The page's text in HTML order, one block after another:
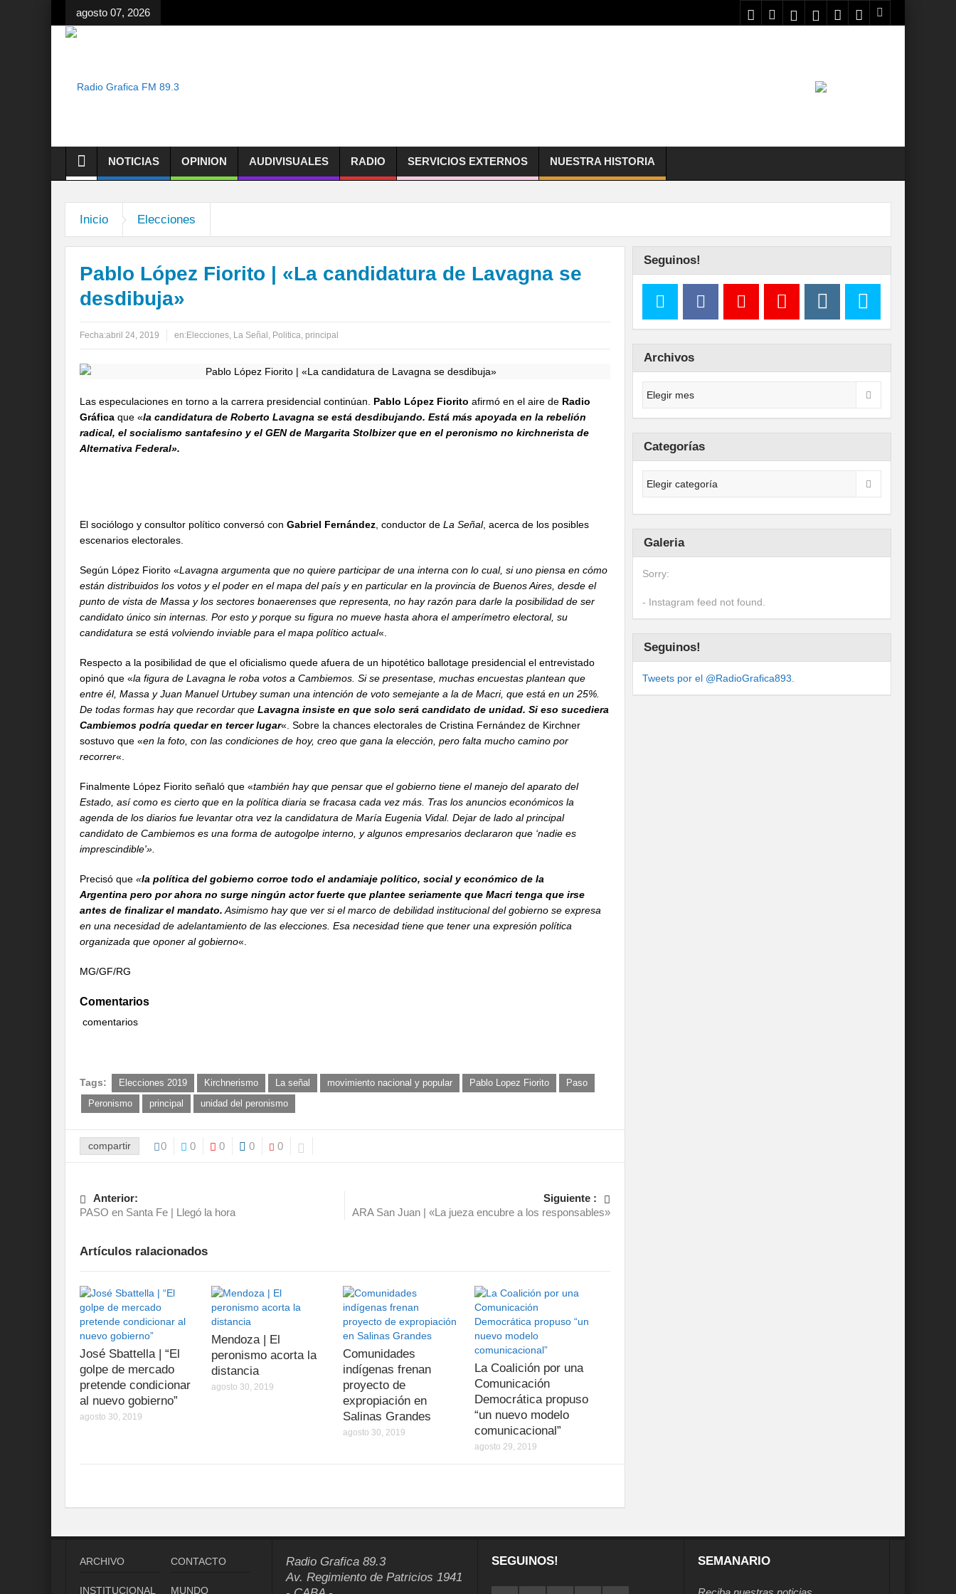
agosto 07, 2026
NOTICIAS OPINION AUDIVISUALES RADIO SERVICIOS EXTERNOS NUESTRA HISTORIA
Inicio Elecciones
Pablo López Fiorito | «La candidatura de Lavagna se
desdibuja»
Fecha:abril 24, 2019 en:Elecciones, La Señal , Politica, principal
Las especulaciones en torno a la carrera presidencial continúan. Pablo López Fiorito afirmó en el aire de Radio
Gráfica que «la candidatura de Roberto Lavagna se está desdibujando. Está más apoyada en la rebelión
radical, el socialismo santafesino y el GEN de Margarita Stolbizer que en el peronismo no kirchnerista de
Alternativa Federal».
El sociólogo y consultor político conversó con Gabriel Fernández , conductor de La Señal, acerca de los posibles
escenarios electorales.
Según López Fiorito «Lavagna argumenta que no quiere participar de una interna con lo cual, si uno piensa en cómo
están distribuidos los votos y el poder en el mapa del país y en particular en la provincia de Buenos Aires, desde el
punto de vista de Massa y los sectores bonaerenses que representa, no hay razón para darle la posibilidad de ser
candidato único sin internas. Por esto y porque su figura no mueve hasta ahora el amperímetro electoral, su
candidatura se está volviendo inviable para el mapa político actual«.
Respecto a la posibilidad de que el oficialismo quede afuera de un hipotético ballotage presidencial el entrevistado
opinó que «la figura de Lavagna le roba votos a Cambiemos. Si se presentase, muchas encuestas plantean que
entre él, Massa y Juan Manuel Urtubey suman una intención de voto semejante a la de Macri, que está en un 25%.
De todas formas hay que recordar que Lavagna insiste en que solo será candidato de unidad. Si eso sucediera
Cambiemos podría quedar en tercer lugar«. Sobre la chances electorales de Cristina Fernández de Kirchner
sostuvo que «en la foto, con las condiciones de hoy, creo que gana la elección, pero falta mucho camino por
recorrer«.
Finalmente López Fiorito señaló que «también hay que pensar que el gobierno tiene el manejo del aparato del
Estado, así como es cierto que en la política diaria se fracasa cada vez más. Tras los anuncios económicos la
agenda de los diarios fue levantar otra vez la candidatura de María Eugenia Vidal. Dejar de lado al principal
candidato de Cambiemos es una forma de autogolpe interno, y algunos empresarios declararon que ‘nadie es
imprescindible'».
Precisó que «la política del gobierno corroe todo el andamiaje político, social y económico de la
Argentina pero por ahora no surge ningún actor fuerte que plantee seriamente que Macri tenga que irse
antes de finalizar el mandato. Asimismo hay que ver si el marco de debilidad institucional del gobierno se expresa
en una necesidad de adelantamiento de las elecciones. Esa necesidad tiene que tener una expresión política
organizada que oponer al gobierno«.
MG/GF/RG
Comentarios
comentarios
Tags: Elecciones 2019 Kirchnerismo La señal movimiento nacional y popular Pablo Lopez Fiorito
Paso
Peronismo
principal unidad del peronismo
compartir 0 0 0 0 0
Anterior:
PASO en Santa Fe | Llegó la hora
Siguiente :
ARA San Juan | «La jueza encubre a los responsables»
Artículos ralacionados
José Sbattella | “El
golpe de mercado
pretende condicionar
al nuevo gobierno”
agosto 30, 2019
Mendoza | El
peronismo acorta la
distancia
agosto 30, 2019
Comunidades
indígenas frenan
proyecto de
expropiación en
Salinas Grandes
agosto 30, 2019
La Coalición por una
Comunicación
Democrática propuso
“un nuevo modelo
comunicacional”
agosto 29, 2019
Seguinos!
Archivos
Categorías
Galeria
Sorry:
- Instagram feed not found.
Seguinos!
Tweets por el @RadioGrafica893.
ARCHIVO CONTACTO
INSTITUCIONAL MUNDO
Radio Grafica 89.3
Av. Regimiento de Patricios 1941
SEGUINOS! SEMANARIO